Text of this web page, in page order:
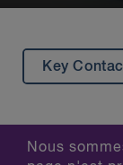
Key
Nous